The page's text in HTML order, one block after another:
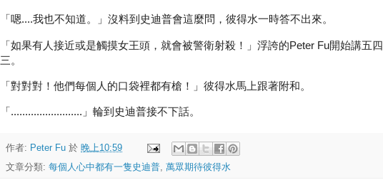
「嗯....我也不知道。」沒料到史迪普會這麼問，彼得水一時答不出來。
「如果有人接近或是觸摸女王頭，就會被警衛射殺！」浮誇的Peter Fu開始講五四
三。
「對對對！他們每個人的口袋裡都有槍！」彼得水馬上跟著附和。
「.........................」輪到史迪普接不下話。
作者: Peter Fu 於 晚上10:59
文章分類: 每個人心中都有一隻史迪普 萬眾期待彼得水